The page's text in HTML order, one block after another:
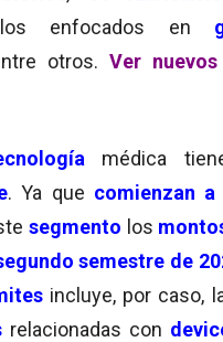
enfocados en
otros. Ver
médica
. Ya que comienzan
segmento los
semestre de
incluye, por caso,
relacionadas con